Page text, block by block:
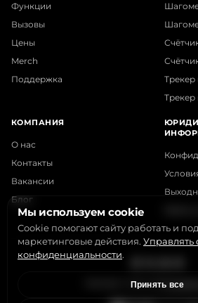
Функции
Вызовы
Цены
Merch
Поддержка
Трекер
Трекер
КОМПАНИЯ
О нас
Контакты
Вакансии
Блог
StepsApp © 2015-2026
Мы используем cookie
Cookie помогают сайту работать и
маркетинговые действия. Управлять
конфиденциальности.
Принять все